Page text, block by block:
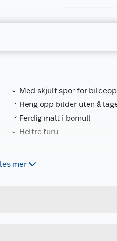
Med skjult spor for
Heng opp bilder uten å
Ferdig malt i bomull
Heltre furu
les merForpakningsmål